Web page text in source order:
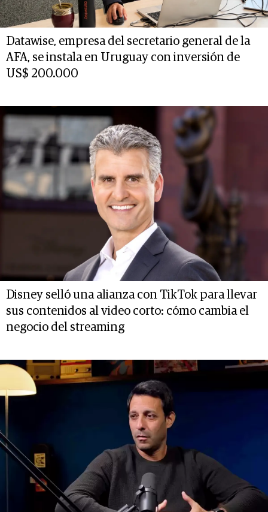
Datawise, empresa del secretario general de la
AFA, se instala en Uruguay con inversión de
US$ 200.000
Disney selló una alianza con TikTok para llevar
sus contenidos al video corto: cómo cambia el
negocio del streaming